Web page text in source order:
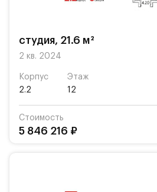
студия, 21.6 м²
2 кв. 2024
Корпус
2.2
Этаж
12
Стоимость
5 846 216 ₽